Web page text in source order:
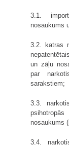
3.1.
nosaukums
3.2. katras
un zāļu
par
sarakstiem;
3.3.
nosaukums
3.4.